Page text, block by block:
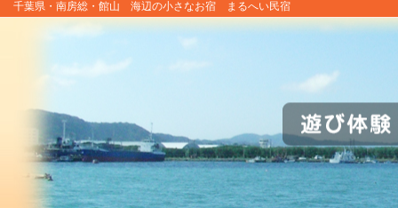
千葉県・南房総・館山 海辺の小さなお宿 まるへい民宿